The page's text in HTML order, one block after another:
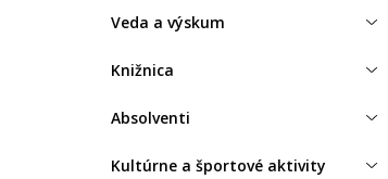
Veda a výskum
Knižnica
Absolventi
Kultúrne a športové aktivity